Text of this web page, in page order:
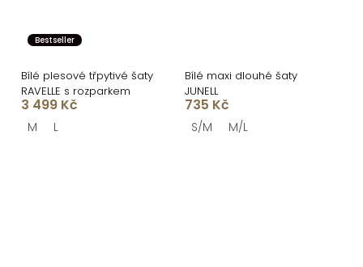
Bestseller
Bílé plesové třpytivé šaty
RAVELLE s rozparkem
3 499 Kč
M L
Bílé maxi dlouhé šaty
JUNELL
735 Kč
S/M M/L